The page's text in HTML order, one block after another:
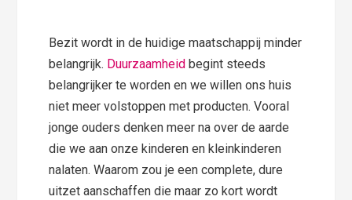
Bezit wordt in de huidige maatschappij minder
belangrijk. Duurzaamheid begint steeds
belangrijker te worden en we willen ons huis
niet meer volstoppen met producten. Vooral
jonge ouders denken meer na over de aarde
die we aan onze kinderen en kleinkinderen
nalaten. Waarom zou je een complete, dure
uitzet aanschaffen die maar zo kort wordt